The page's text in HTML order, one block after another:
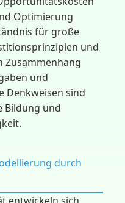
Optimierung
für große
und
Zusammenhang
und
Denkweisen sind
Bildung und
durch